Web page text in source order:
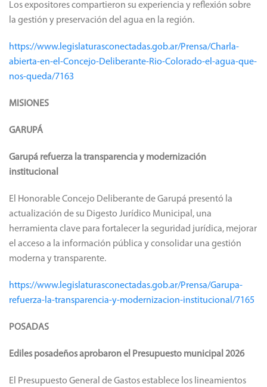
Los expositores compartieron su experiencia y reflexión sobre
la gestión y preservación del agua en la región.
https://www.legislaturasconectadas.gob.ar/Prensa/Charla-
abierta-en-el-Concejo-Deliberante-Rio-Colorado-el-agua-que-
nos-queda/7163
MISIONES
GARUPÁ
Garupá refuerza la transparencia y modernización
institucional
El Honorable Concejo Deliberante de Garupá presentó la
actualización de su Digesto Jurídico Municipal, una
herramienta clave para fortalecer la seguridad jurídica, mejorar
el acceso a la información pública y consolidar una gestión
moderna y transparente.
https://www.legislaturasconectadas.gob.ar/Prensa/Garupa-
refuerza-la-transparencia-y-modernizacion-institucional/7165
POSADAS
Ediles posadeños aprobaron el Presupuesto municipal 2026
El Presupuesto General de Gastos establece los lineamientos